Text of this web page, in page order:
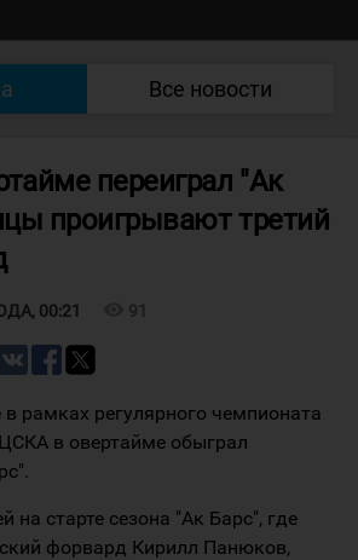
Все новости
переиграл "Ак
проигрывают третий
00:21 91
рамках регулярного чемпионата
в овертайме обыграл
на старте сезона "Ак Барс", где
форвард Кирилл Панюков,